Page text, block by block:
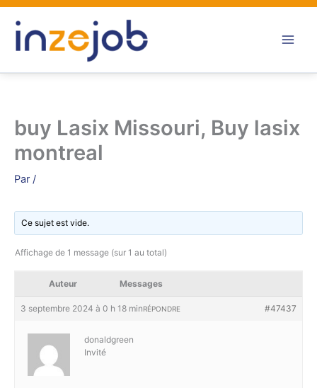
Aller
contenu
buy Lasix Missouri, Buy lasix
montreal
Par /
Ce sujet est vide.
Affichage de 1 message (sur 1 au total)
Auteur Messages
3 septembre 2024 à 0 h 18 min #47437
RÉPONDRE
donaldgreen
Invité